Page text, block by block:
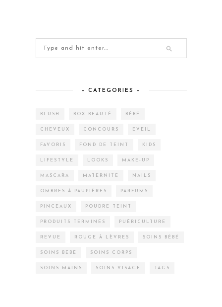
– CATEGORIES –
BLUSH BOX BEAUTÉ BÉBÉ
CHEVEUX CONCOURS EVEIL
FAVORIS FOND DE TEINT KIDS
LIFESTYLE LOOKS MAKE-UP
MASCARA MATERNITÉ NAILS
OMBRES À PAUPIÈRES PARFUMS
PINCEAUX POUDRE TEINT
PRODUITS TERMINÉS PUÉRICULTURE
REVUE ROUGE À LÈVRES SOINS BÉBÉ
SOINS BÉBÉ SOINS CORPS
SOINS MAINS SOINS VISAGE TAGS